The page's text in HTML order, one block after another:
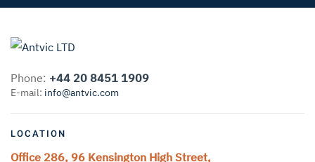
Phone: +44 20 8451 1909
E-mail: info@antvic.com
LOCATION
Office 286, 96 Kensington High Street,